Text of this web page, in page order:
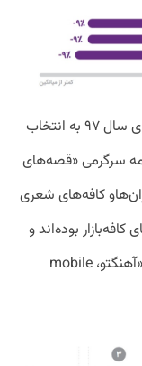
فصل آخر این گزارش برترین‌برنامه‌ها و بازی‌های سال ۹۷ به انتخاب
سرگرمی «قصه‌های
کافه‌های شعری
کافه‌بازار بوده‌اند و
در بخش بهترین بازی‌ها هم کاربران بازی‌های «آهنگتو، mobile